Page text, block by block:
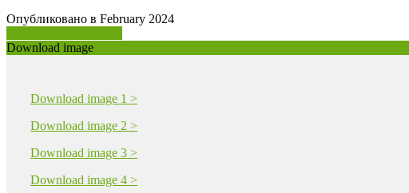
Опубликовано в February 2024
Download image
Download image 1 >
Download image 2 >
Download image 3 >
Download image 4 >